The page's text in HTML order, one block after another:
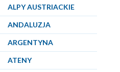
ALPY AUSTRIACKIE
ANDALUZJA
ARGENTYNA
ATENY